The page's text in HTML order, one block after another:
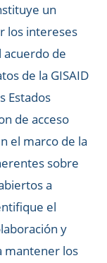
un
los intereses
acuerdo de
de la GISAID
Estados
de acceso
el marco de la
sobre
a
el
y
mantener los